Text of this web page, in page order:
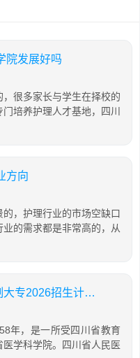
院发展好吗
很多家长与学生在择校的
培养护理人才基地，四川
方向
，护理行业的市场空缺口
的需求都是非常高的，从
四川省人民医院护士学校五年制大专2026招生计划「2026年更新」
年，是一所受四川省教育
学科学院。四川省人民医